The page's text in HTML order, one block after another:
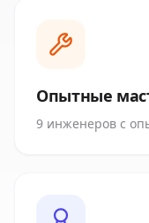
Опытные
9 инженеров с